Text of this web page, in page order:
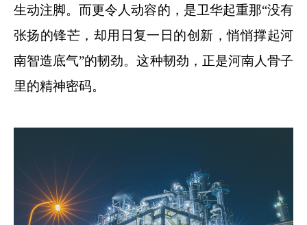
生动注脚。而更令人动容的，是卫华起重那“没有
张扬的锋芒，却用日复一日的创新，悄悄撑起河
南智造底气”的韧劲。这种韧劲，正是河南人骨子
里的精神密码。